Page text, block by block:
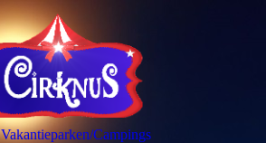
Vakantieparken/Campings